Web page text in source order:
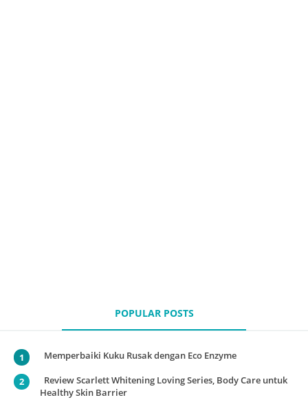
POPULAR POSTS
Memperbaiki Kuku Rusak dengan Eco Enzyme
Review Scarlett Whitening Loving Series, Body Care untuk
Healthy Skin Barrier